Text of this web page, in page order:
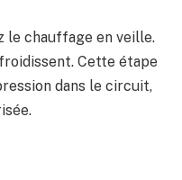
le chauffage en veille.
Cette étape
dans le circuit,